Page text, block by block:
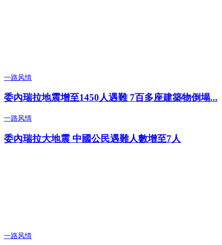
一路风情
委內瑞拉地震增至1450人遇難 7百多座建築物倒塌...
一路风情
委內瑞拉大地震 中國公民遇難人數增至7人
一路风情